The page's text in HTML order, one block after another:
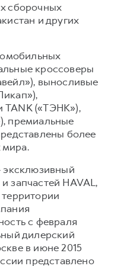
сборочных
и других
кроссоверы
выносливые
TANK («ТЭНК»),
премиальные
более
мира.
запчастей HAVAL,
с февраля
дилерский
в июне 2015
представлено